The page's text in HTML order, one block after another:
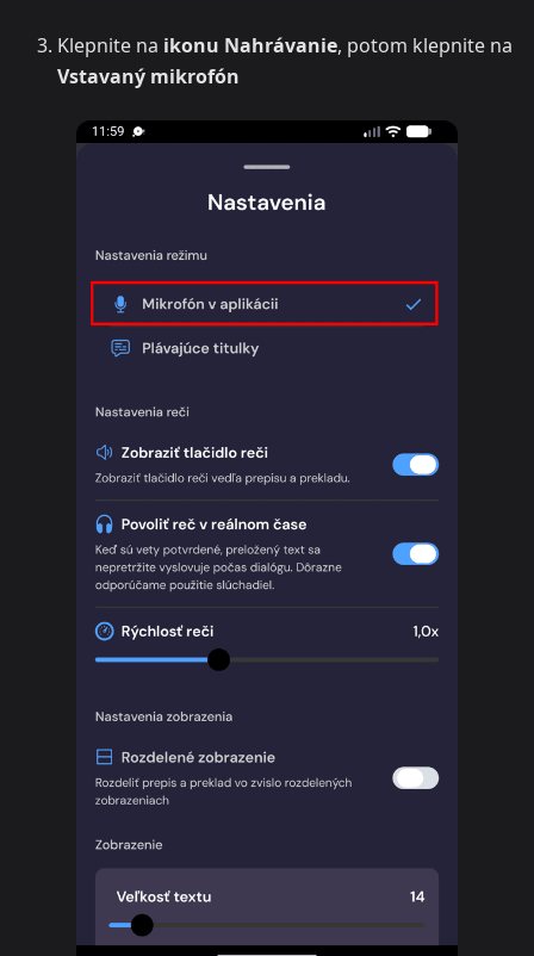
Klepnite na ikonu Nahrávanie, potom klepnite na
Vstavaný mikrofón